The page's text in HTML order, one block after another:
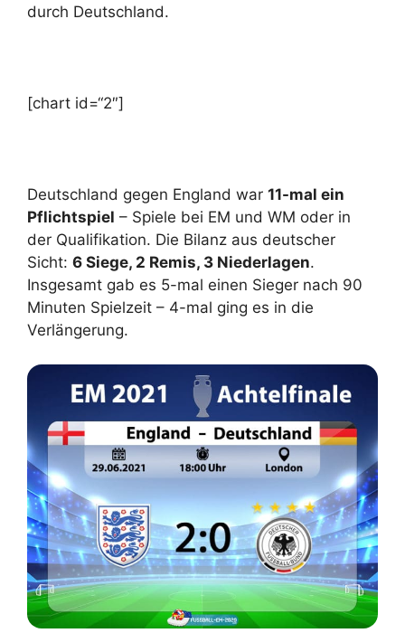
durch Deutschland.
[chart id=“2″]
Deutschland gegen England war 11-mal ein
Pflichtspiel – Spiele bei EM und WM oder in
der Qualifikation. Die Bilanz aus deutscher
Sicht: 6 Siege, 2 Remis, 3 Niederlagen.
Insgesamt gab es 5-mal einen Sieger nach 90
Minuten Spielzeit – 4-mal ging es in die
Verlängerung.